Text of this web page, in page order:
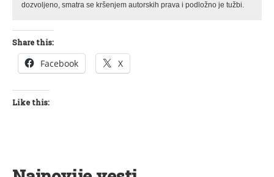
dozvoljeno, smatra se kršenjem autorskih prava i podložno je tužbi.
Share this:
Facebook X
Like this: